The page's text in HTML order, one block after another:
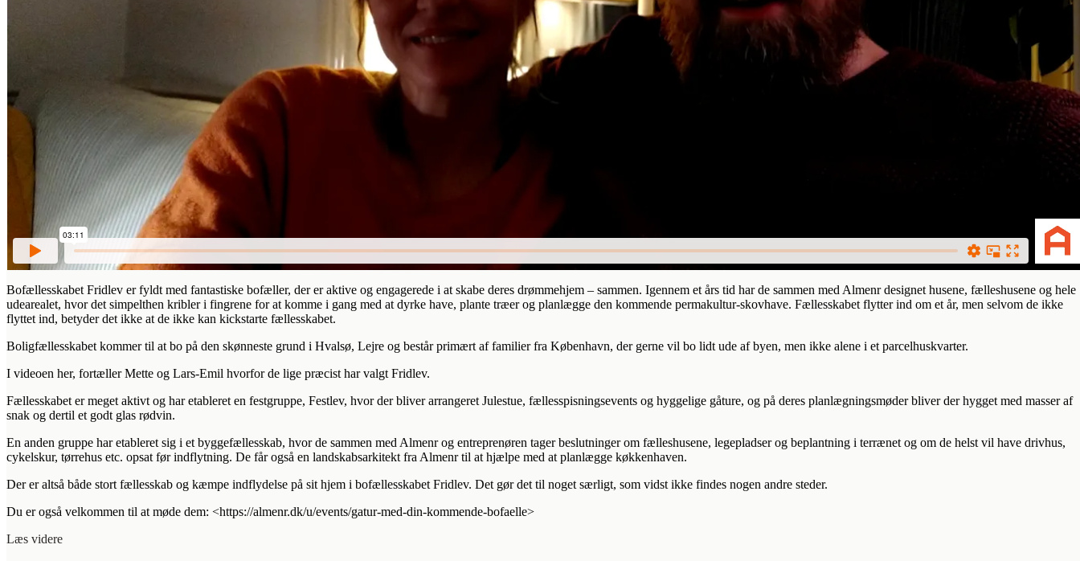
Bofællesskabet Fridlev er fyldt med fantastiske bofæller, der er aktive og engagerede i at skabe deres drømmehjem – sammen. Igennem et års tid har de sammen med Almenr designet husene, fælleshusene og hele
udearealet, hvor det simpelthen kribler i fingrene for at komme i gang med at dyrke have, plante træer og planlægge den kommende permakultur-skovhave. Fællesskabet flytter ind om et år, men selvom de ikke
flyttet ind, betyder det ikke at de ikke kan kickstarte fællesskabet.
Boligfællesskabet kommer til at bo på den skønneste grund i Hvalsø, Lejre og består primært af familier fra København, der gerne vil bo lidt ude af byen, men ikke alene i et parcelhuskvarter.
I videoen her, fortæller Mette og Lars-Emil hvorfor de lige præcist har valgt Fridlev.
Fællesskabet er meget aktivt og har etableret en festgruppe, Festlev, hvor der bliver arrangeret Julestue, fællesspisningsevents og hyggelige gåture, og på deres planlægningsmøder bliver der hygget med masser af
snak og dertil et godt glas rødvin.
En anden gruppe har etableret sig i et byggefællesskab, hvor de sammen med Almenr og entreprenøren tager beslutninger om fælleshusene, legepladser og beplantning i terrænet og om de helst vil have drivhus,
cykelskur, tørrehus etc. opsat før indflytning. De får også en landskabsarkitekt fra Almenr til at hjælpe med at planlægge køkkenhaven.
Der er altså både stort fællesskab og kæmpe indflydelse på sit hjem i bofællesskabet Fridlev. Det gør det til noget særligt, som vidst ikke findes nogen andre steder.
Du er også velkommen til at møde dem: <https://almenr.dk/u/events/gatur-med-din-kommende-bofaelle>
Læs videre